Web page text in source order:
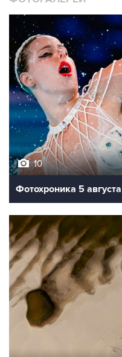
10
Фотохроника 5 августа